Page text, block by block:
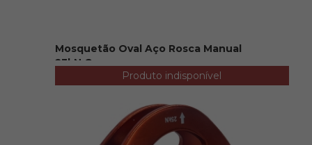
Mosquetão Oval Aço Rosca Manual
23kN Camper
Produto indisponível